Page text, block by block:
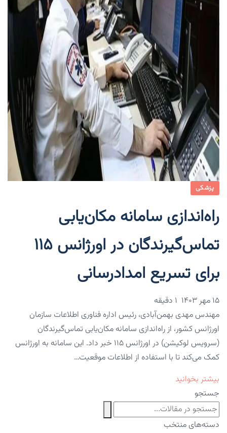
پزشکی
راه‌اندازی سامانه مکان‌یابی
تماس‌گیرندگان در اورژانس ۱۱۵
برای تسریع امدادرسانی
۱۵ مهر ۱۴۰۳
مهندس مهدی بهمن‌آبادی، رئیس اداره فناوری اطلاعات سازمان
اورژانس کشور، از راه‌اندازی سامانه مکان‌یابی تماس‌گیرندگان
(سرویس لوکیشن) در اورژانس ۱۱۵ خبر داد. این سامانه به اورژانس
کمک می‌کند تا با استفاده از اطلاعات موقعیت…
بیشتر بخوانید
جستجو
دسته‌های منتخب